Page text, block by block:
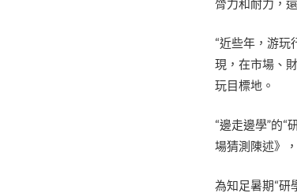
膂力和耐力，
“近些年，游玩
現，在市場、
玩目標地。
“邊走邊學”的
場猜測陳述》
為知足暑期“研